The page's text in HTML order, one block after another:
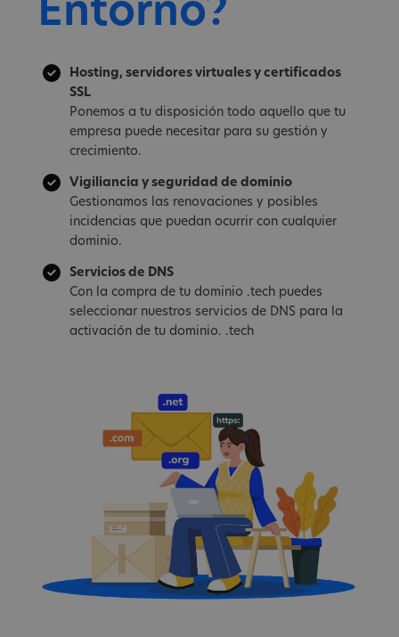
Entorno?
Hosting, servidores virtuales y certificados
SSL
Ponemos a tu disposición todo aquello que tu
empresa puede necesitar para su gestión y
crecimiento.
Vigiliancia y seguridad de dominio
Gestionamos las renovaciones y posibles
incidencias que puedan ocurrir con cualquier
dominio.
Servicios de DNS
Con la compra de tu dominio .tech puedes
seleccionar nuestros servicios de DNS para la
activación de tu dominio. .tech